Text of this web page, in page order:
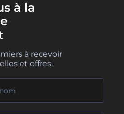
à la
à recevoir
et offres.